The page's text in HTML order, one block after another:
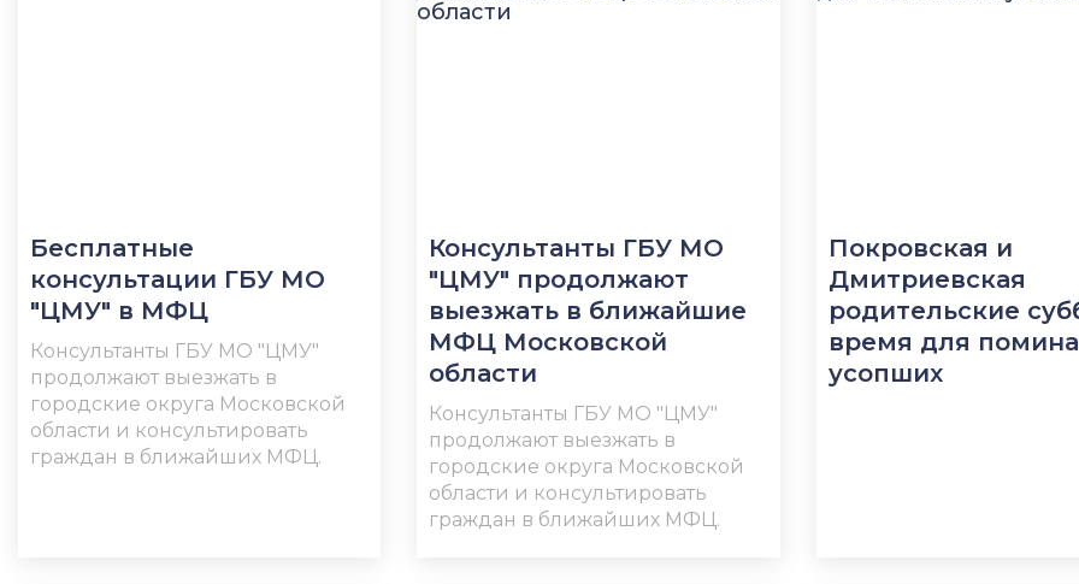
Бесплатные
консультации ГБУ МО
"ЦМУ" в МФЦ
Консультанты ГБУ МО "ЦМУ"
продолжают выезжать в
городские округа Московской
области и консультировать
граждан в ближайших МФЦ.
Консультанты ГБУ МО
"ЦМУ" продолжают
выезжать в ближайшие
МФЦ Московской
области
Консультанты ГБУ МО "ЦМУ"
продолжают выезжать в
городские округа Московской
области и консультировать
граждан в ближайших МФЦ.
Покровская и
Дмитриевская
родительские
время для
усопших